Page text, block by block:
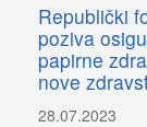
Republički
poziva
papirne
nove
28.07.2023